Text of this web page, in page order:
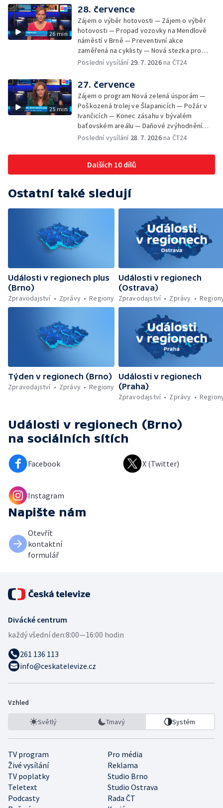
bývalého nákupního domu Letná — Končí 52.
ročník Letní filmové školy — 3. ročník
komunitní akce Stůl ve středu — Cesta na
podporu paliativní péče
26 min
28. července
Zájem o výběr hotovosti — Zájem o výběr
hotovosti — Propad vozovky na Mendlově
náměstí v Brně — Preventivní akce
zaměřená na cyklisty — Nová stezka pro
cyklisty na Zlínsku — Letecká linka mezi
pozorovat zatmění Slunce — Den AČFK na
Letní filmové škole — Milan Uhde slaví 90 let
— Rekonstrukce vojenského srubu
Poslední vysílání 29. 7. 2026na ČT24
25 min
27. července
Zájem o program Nová zelená úsporám —
Poškozená trolej ve Šlapanicích — Požár v
Ivančicích — Konec zásahu v bývalém
baťovském areálu — Daňové zvýhodnění
vína — Výhružky na magistrátu v Olomouci —
Brněnské týmy v první fotbalové lize —
Chystaná rekonstrukce bývalé věznice —
Nový seriál pro děti
Poslední vysílání 28. 7. 2026na ČT24
Dalších 10 dílů
Ostatní také sledují
Události v regionech plus
(Brno)
Zpravodajství
Zprávy Regiony
Události v regionech
(Ostrava)
Zpravodajství
Zprávy
Týden v regionech (Brno)
Zpravodajství
Zprávy Regiony
Události v regionech
(Praha)
Zpravodajství
Zprávy
Události v regionech (Brno)
na sociálních sítích
Facebook X (Twitter)
Instagram
Napište nám
Otevřít
kontaktní
formulář
Divácké centrum
každý všední den:8:00—16:00 hodin
261 136 113
info@ceskatelevize.cz
Vzhled
Světlý Tmavý Systém
TV program
Pro média
Živé vysílání
Reklama
TV poplatky
Studio Brno
Teletext
Studio Ostrava
Podcasty
Rada ČT